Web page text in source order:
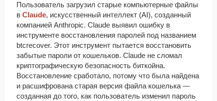
Пользователь загрузил старые компьютерные файлы
в Claude, искусственный интеллект (AI), созданный
компанией Anthropic. Claude выявил ошибку в
инструменте восстановления паролей под названием
btcrecover. Этот инструмент пытается восстановить
забытые пароли от кошельков. Claude не сломал
криптографическую безопасность биткойна.
Восстановление сработало, потому что была найдена
и расшифрована старая версия файла кошелька —
созданная до того, как пользователь изменил пароль